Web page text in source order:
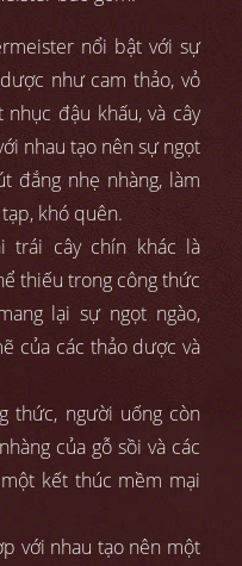
nổi bật với sự
như cam thảo, vỏ
nhục đậu khấu, và cây
nhau tạo nên sự ngọt
đắng nhẹ nhàng, làm
khó quên.
trái cây chín khác là
thiếu trong công thức
lại sự ngọt ngào,
của các thảo dược và
thức, người uống còn
của gỗ sồi và các
kết thúc mềm mại
với nhau tạo nên một